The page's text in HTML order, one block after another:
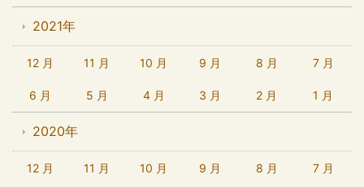
2021年
12 月 11 月 10 月 9 月 8 月 7 月
6 月 5 月 4 月 3 月 2 月 1 月
2020年
12 月 11 月 10 月 9 月 8 月 7 月